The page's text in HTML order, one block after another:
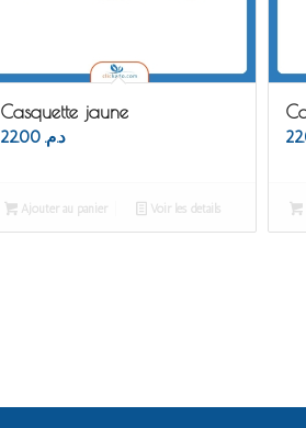
Casquette jaune
د.م. 22.00
Ajouter au panier Voir les détails